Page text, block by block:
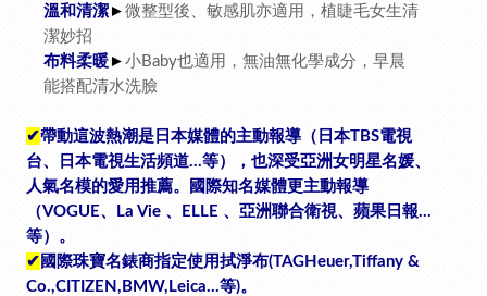
溫和清潔►微整型後、敏感肌亦適用，植睫毛女生清
潔妙招
布料柔暖►小Baby也適用，無油無化學成分，早晨
能搭配清水洗臉
✔帶動這波熱潮是日本媒體的主動報導（日本TBS電視
台、日本電視生活頻道…等），也深受亞洲女明星名媛、
人氣名模的愛用推薦。國際知名媒體更主動報導
（VOGUE、 La Vie 、 ELLE 、亞洲聯合衛視、蘋果日報…
等）。
✔國際珠寶名錶商指定使用拭淨布(TAGHeuer,Tiffany &
Co.,CITIZEN,BMW,Leica…等)。